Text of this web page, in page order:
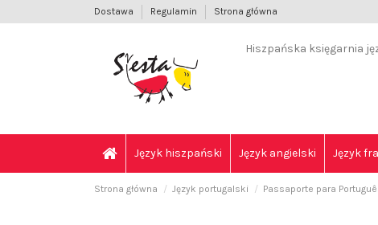
Dostawa Regulamin Strona główna
Hiszpańska księgarnia
Język hiszpański Język angielski Język
Strona główna Język portugalski Passaporte para